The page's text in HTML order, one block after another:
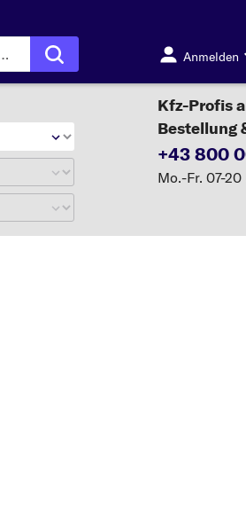
Anmelden
Kfz-Profis
Bestellung
+43 800
Mo.-Fr. 07-